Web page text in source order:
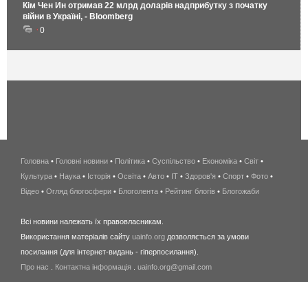
Кім Чен Ин отримав 22 млрд доларів надприбутку з початку
війни в Україні, - Bloomberg
0
беспроводной
интернет
киев
wimax
в
Головна • Головні новини • Політика • Суспільство • Економіка • Світ •
Культура • Наука • Історія • Освіта • Авто • IT • Здоров'я • Спорт • Фото •
Відео • Огляд блогосфери • Блоголента • Рейтинг блогів • Блогожаби
Всі новини належать їх правовласникам.
Використання матеріалів сайту uainfo.org дозволяється за умови
посилання (для інтернет-видань - гіперпосилання).
Про нас
Контактна інформація uainfo.org@gmail.com